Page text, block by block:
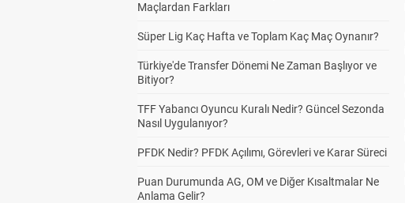
Maçlardan Farkları
Süper Lig Kaç Hafta ve Toplam Kaç Maç Oynanır?
Türkiye'de Transfer Dönemi Ne Zaman Başlıyor ve
Bitiyor?
TFF Yabancı Oyuncu Kuralı Nedir? Güncel Sezonda
Nasıl Uygulanıyor?
PFDK Nedir? PFDK Açılımı, Görevleri ve Karar Süreci
Puan Durumunda AG, OM ve Diğer Kısaltmalar Ne
Anlama Gelir?